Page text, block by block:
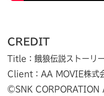
CREDIT
Title：餓狼伝説ストーリ
Client：AA MOVIE株式
©SNK CORPORATION